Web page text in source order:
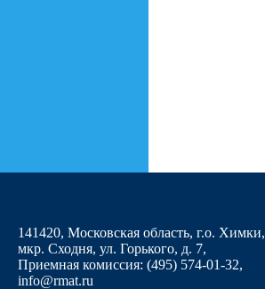
141420, Московская область, г.о. Химки,
мкр. Сходня, ул. Горького, д. 7,
Приемная комиссия: (495) 574-01-32,
info@rmat.ru